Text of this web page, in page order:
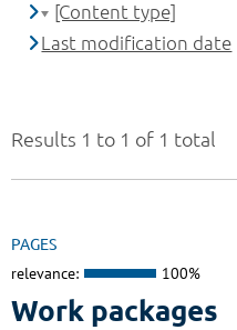
Results 1 to 1 of 1 total
PAGES
relevance: 100%
Work packages
[Content type]
Last modification date